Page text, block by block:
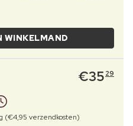
WINKELMAND
€35 29
(€4,95 verzendkosten)